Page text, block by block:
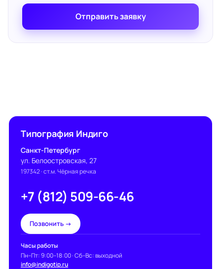
Отправить заявку
Типография Индиго
Санкт-Петербург
ул. Белоостровская, 27
197342· ст.м. Чёрная речка
+7 (812) 509-66-46
Позвонить →
Часы работы
Пн–Пт: 9:00–18:00 · Сб–Вс: выходной
info@indigotip.ru